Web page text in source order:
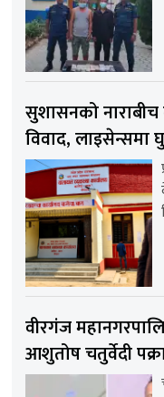
सुशासनको नाराबीच
विवाद,
वीरगंज
आशुतोष चतुर्वेदी